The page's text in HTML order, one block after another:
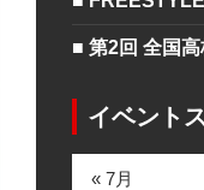
■ 第2回 全国
イベント
« 7月